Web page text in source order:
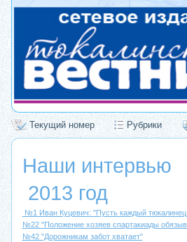
Текущий номер Рубрики
Наши интервью
2013 год
№1 Иван Куцевич: "Пусть каждый
№22 "Положение хозяев спартакиады
№42 "Дорожникам забот хватает"